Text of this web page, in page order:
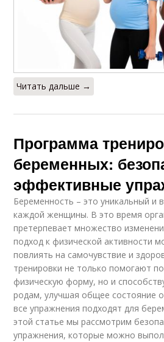
Читать дальше →
Программа
беременных:
эффективные
Беременность – это уникальный и
каждой женщины. В это время
претерпевает множество
подход к физической активности
повлиять на самочувствие и
тренировки не только помогают
физическую форму, но и
родам, улучшая общее состояние
все упражнения подходят для
этой статье мы рассмотрим
упражнения, которые можно